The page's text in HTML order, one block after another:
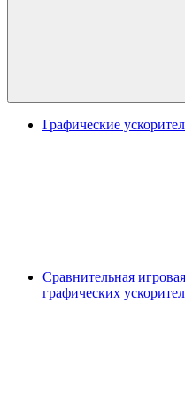
Графические
Сравнительная
графических